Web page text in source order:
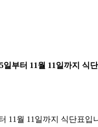
일부터 11월 11일까지 식
11월 11일까지 식단표입